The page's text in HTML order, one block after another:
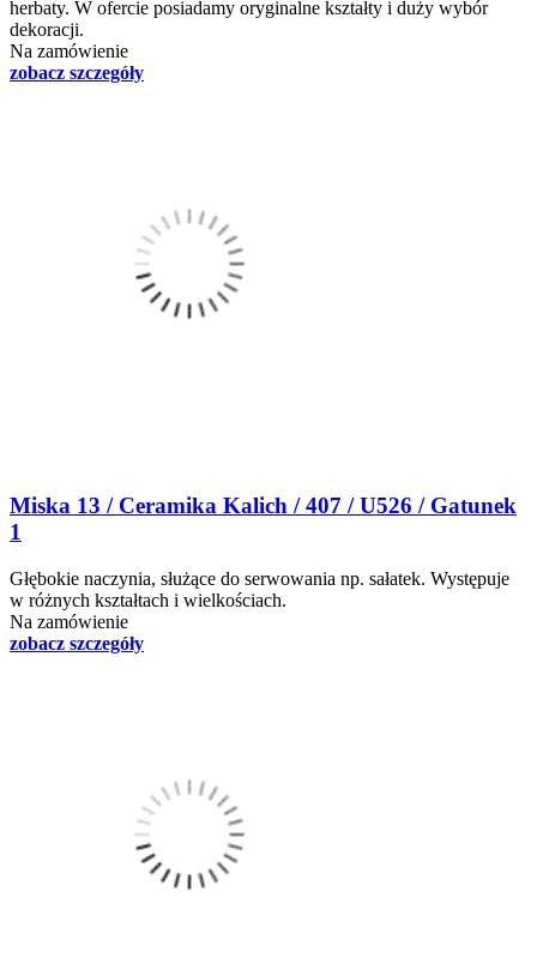
herbaty. W ofercie posiadamy oryginalne kształty i duży wybór
dekoracji.
Na zamówienie
zobacz szczegóły
Miska 13 / Ceramika Kalich / 407 / U526 / Gatunek
1
Głębokie naczynia, służące do serwowania np. sałatek. Występuje
w różnych kształtach i wielkościach.
Na zamówienie
zobacz szczegóły